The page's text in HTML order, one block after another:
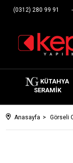
(0312) 280 99 91
KÜTAHYA
SERAMIK
Anasayfa Görseli